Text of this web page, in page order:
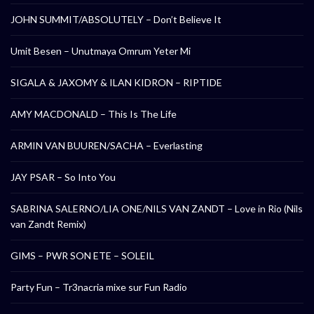
JOHN SUMMIT/ABSOLUTELY – Don’t Believe It
Umit Besen – Unutmaya Omrum Yeter Mi
SIGALA & JAXOMY & ILAN KIDRON – RIPTIDE
AMY MACDONALD – This Is The Life
ARMIN VAN BUUREN/SACHA – Everlasting
JAY PSAR – So Into You
SABRINA SALERNO/LIA ONE/NILS VAN ZANDT – Love in Rio (Nils
van Zandt Remix)
GIMS – PWR SON ETE – SOLEIL
Party Fun – Tr3nacria mixe sur Fun Radio